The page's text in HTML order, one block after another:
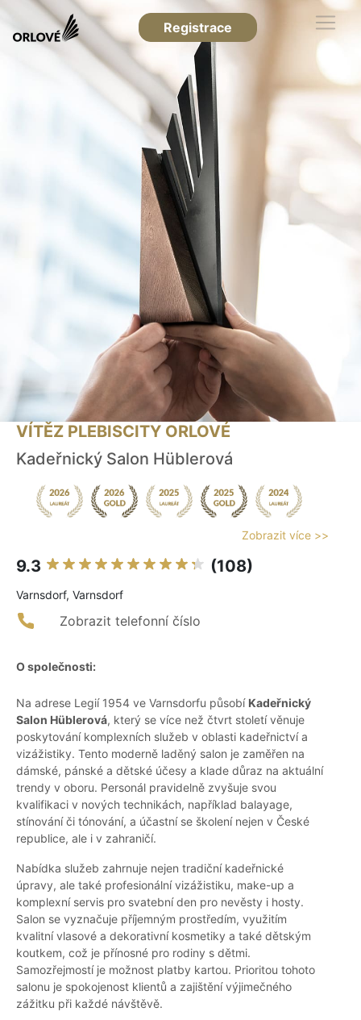
Registrace
VÍTĚZ PLEBISCITY ORLOVÉ
Kadeřnický Salon Hüblerová
Zobrazit více >>
9.3 (108)
Varnsdorf, Varnsdorf
Zobrazit telefonní číslo
O společnosti:
Na adrese Legií 1954 ve Varnsdorfu působí Kadeřnický
Salon Hüblerová, který se více než čtvrt století věnuje
poskytování komplexních služeb v oblasti kadeřnictví a
vizážistiky. Tento moderně laděný salon je zaměřen na
dámské, pánské a dětské účesy a klade důraz na aktuální
trendy v oboru. Personál pravidelně zvyšuje svou
kvalifikaci v nových technikách, například balayage,
stínování či tónování, a účastní se školení nejen v České
republice, ale i v zahraničí.
Nabídka služeb zahrnuje nejen tradiční kadeřnické
úpravy, ale také profesionální vizážistiku, make-up a
komplexní servis pro svatební den pro nevěsty i hosty.
Salon se vyznačuje příjemným prostředím, využitím
kvalitní vlasové a dekorativní kosmetiky a také dětským
koutkem, což je přínosné pro rodiny s dětmi.
Samozřejmostí je možnost platby kartou. Prioritou tohoto
salonu je spokojenost klientů a zajištění výjimečného
zážitku při každé návštěvě.